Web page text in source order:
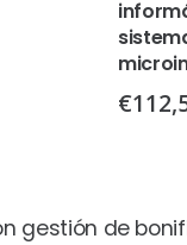
€
gestión de